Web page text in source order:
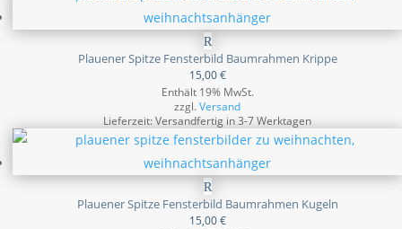
Plauener Spitze Fensterbild Baumrahmen Krippe
15,00€
Enthält 19% MwSt.
zzgl.Versand
Lieferzeit: Versandfertig in 3-7 Werktagen
Plauener Spitze Fensterbild Baumrahmen Kugeln
15,00€